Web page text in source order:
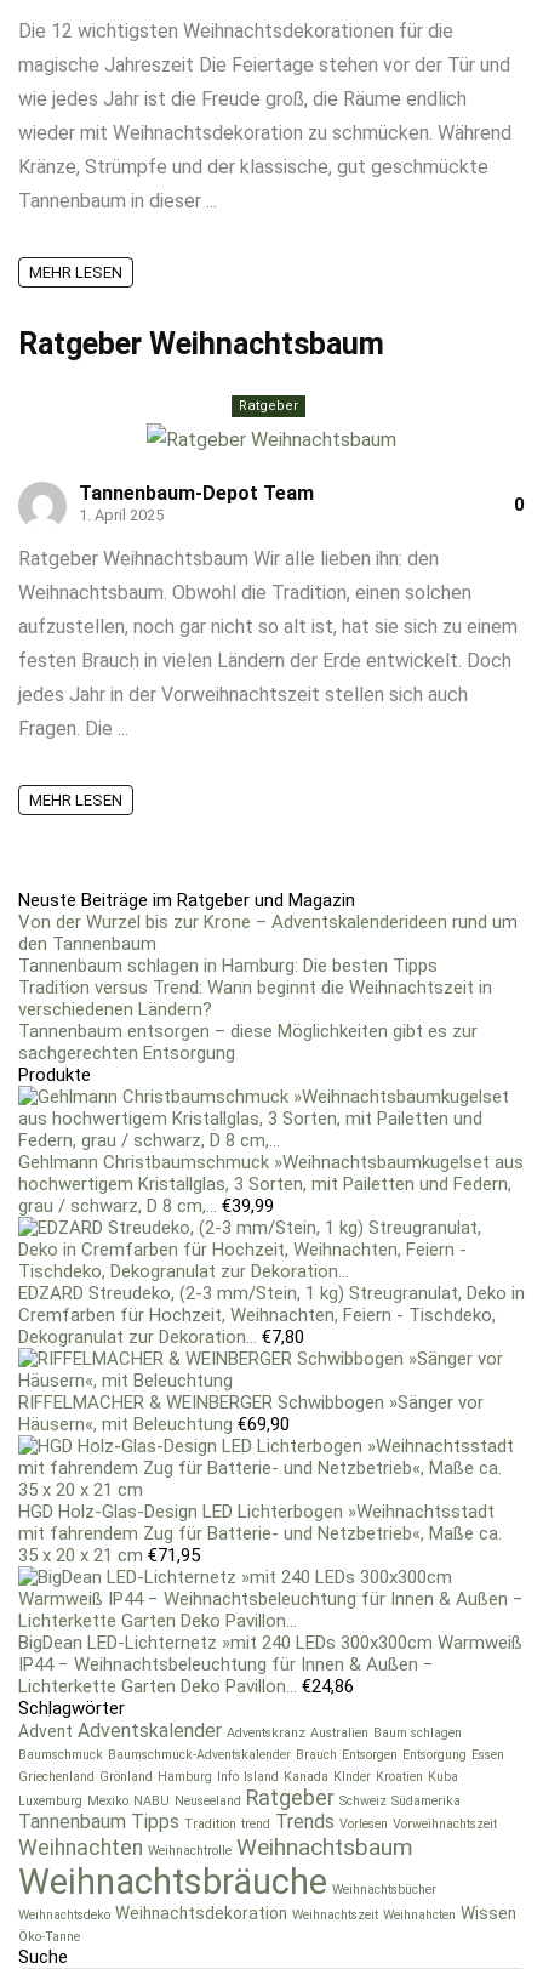
Die 12 wichtigsten Weihnachtsdekorationen für die
magische Jahreszeit Die Feiertage stehen vor der Tür und
wie jedes Jahr ist die Freude groß, die Räume endlich
wieder mit Weihnachtsdekoration zu schmücken. Während
Kränze, Strümpfe und der klassische, gut geschmückte
Tannenbaum in dieser ...
MEHR LESEN
Ratgeber Weihnachtsbaum
Ratgeber
Tannenbaum-Depot Team
1. April 2025 0
Ratgeber Weihnachtsbaum Wir alle lieben ihn: den
Weihnachtsbaum. Obwohl die Tradition, einen solchen
aufzustellen, noch gar nicht so alt ist, hat sie sich zu einem
festen Brauch in vielen Ländern der Erde entwickelt. Doch
jedes Jahr in der Vorweihnachtszeit stellen sich auch
Fragen. Die ...
MEHR LESEN
Neuste Beiträge im Ratgeber und Magazin
Von der Wurzel bis zur Krone – Adventskalenderideen rund um
den Tannenbaum
Tannenbaum schlagen in Hamburg: Die besten Tipps
Tradition versus Trend: Wann beginnt die Weihnachtszeit in
verschiedenen Ländern?
Tannenbaum entsorgen – diese Möglichkeiten gibt es zur
sachgerechten Entsorgung
Produkte
Gehlmann Christbaumschmuck »Weihnachtsbaumkugelset aus
hochwertigem Kristallglas, 3 Sorten, mit Pailetten und Federn,
grau / schwarz, D 8 cm,... €39,99
EDZARD Streudeko, (2-3 mm/Stein, 1 kg) Streugranulat, Deko in
Cremfarben für Hochzeit, Weihnachten, Feiern - Tischdeko,
Dekogranulat zur Dekoration... €7,80
RIFFELMACHER & WEINBERGER Schwibbogen »Sänger vor
Häusern«, mit Beleuchtung €69,90
HGD Holz-Glas-Design LED Lichterbogen »Weihnachtsstadt
mit fahrendem Zug für Batterie- und Netzbetrieb«, Maße ca.
35 x 20 x 21 cm €71,95
BigDean LED-Lichternetz »mit 240 LEDs 300x300cm Warmweiß
IP44 − Weihnachtsbeleuchtung für Innen & Außen −
Lichterkette Garten Deko Pavillon... €24,86
Schlagwörter
Advent Adventskalender Adventskranz Australien Baum schlagen
Baumschmuck Baumschmuck-Adventskalender Brauch Entsorgen Entsorgung Essen
Griechenland Grönland Hamburg Info Island Kanada KInder Kroatien Kuba
Luxemburg Mexiko NABU Neuseeland Ratgeber Schweiz Südamerika
Tannenbaum Tipps Tradition trend Trends Vorlesen Vorweihnachtszeit
Weihnachten Weihnachtrolle Weihnachtsbaum
Weihnachtsbräuche Weihnachtsbücher
Weihnachtsdeko Weihnachtsdekoration Weihnachtszeit Weihnahcten Wissen
Öko-Tanne
Suche